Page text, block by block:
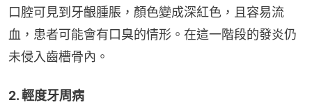
口腔可見到牙齦腫脹，顏色變成深紅色，且容易流
血，患者可能會有口臭的情形。在這一階段的發炎仍
未侵入齒槽骨內。
2. 輕度牙周病